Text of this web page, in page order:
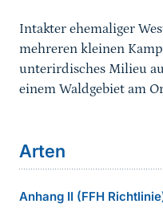
Intakter ehemaliger
mehreren kleinen
unterirdisches Milieu
einem Waldgebiet am
Arten
Anhang II (FFH